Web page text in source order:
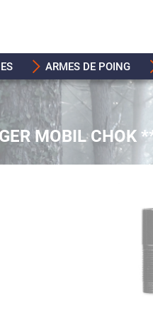
ARMES DE POING
MOBIL CHOK